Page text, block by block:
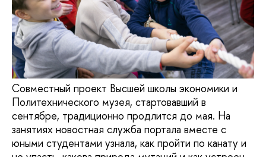
Совместный проект Высшей школы экономики и
Политехнического музея, стартовавший в
сентябре, традиционно продлится до мая. На
занятиях новостная служба портала вместе с
юными студентами узнала, как пройти по канату и